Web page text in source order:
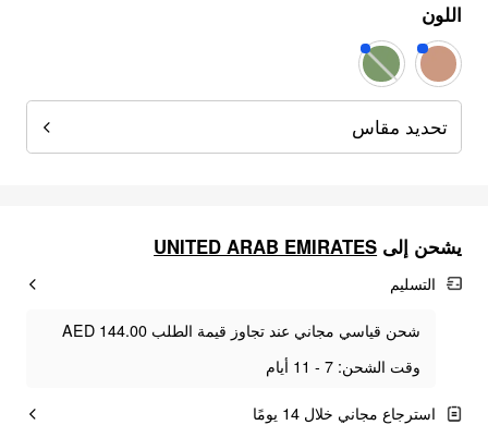
اللون
تحديد مقاس
يشحن إلى UNITED ARAB EMIRATES
التسليم
شحن قياسي مجاني عند تجاوز قيمة الطلب AED 144.00
وقت الشحن: 7 - 11 أيام
استرجاع مجاني خلال 14 يومًا